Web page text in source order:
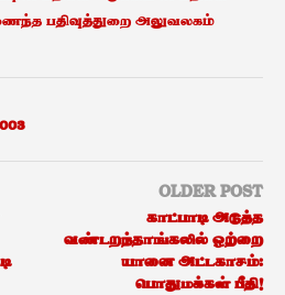
பதிவுத்துறை அலுவலகம்
OLDER POST
காட்பாடி அடுத்த
வண்டறந்தாங்கலில் ஒற்றை
யானை அட்டகாசம்:
பொதுமக்கள் பீதி!